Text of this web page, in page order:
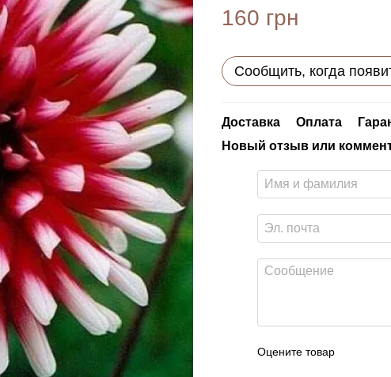
160 грн
Сообщить, когда
Доставка Оплата
Новый отзыв или
Оцените товар